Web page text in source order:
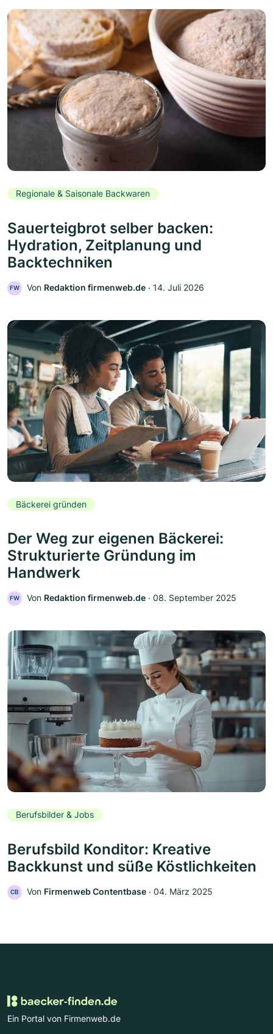
Regionale & Saisonale Backwaren
Sauerteigbrot selber backen:
Hydration, Zeitplanung und
Backtechniken
FW Von Redaktion firmenweb.de ‧ 14. Juli 2026
Bäckerei gründen
Der Weg zur eigenen Bäckerei:
Strukturierte Gründung im
Handwerk
FW Von Redaktion firmenweb.de ‧ 08. September 2025
Berufsbilder & Jobs
Berufsbild Konditor: Kreative
Backkunst und süße Köstlichkeiten
CB Von Firmenweb Contentbase ‧ 04. März 2025
Ein Portal von Firmenweb.de